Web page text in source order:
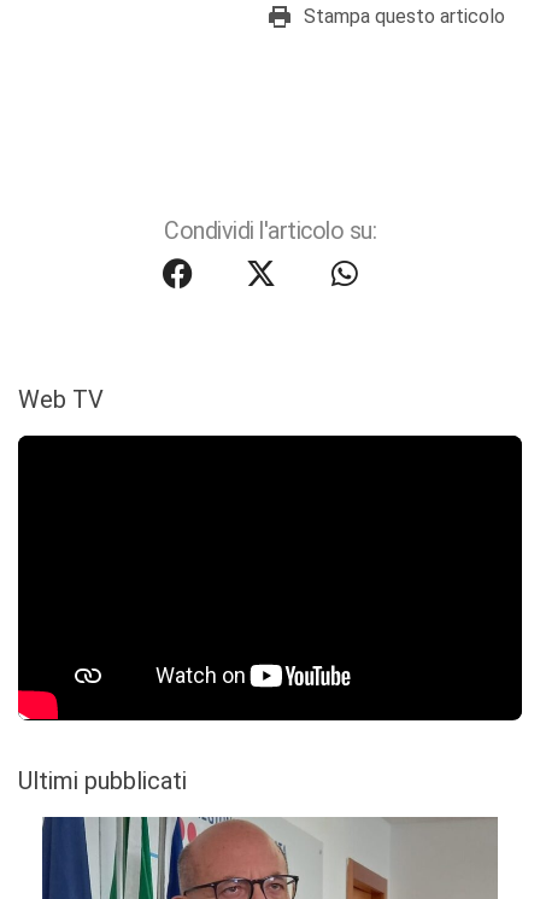
Stampa questo articolo
Condividi l'articolo su:
Web TV
Ultimi pubblicati